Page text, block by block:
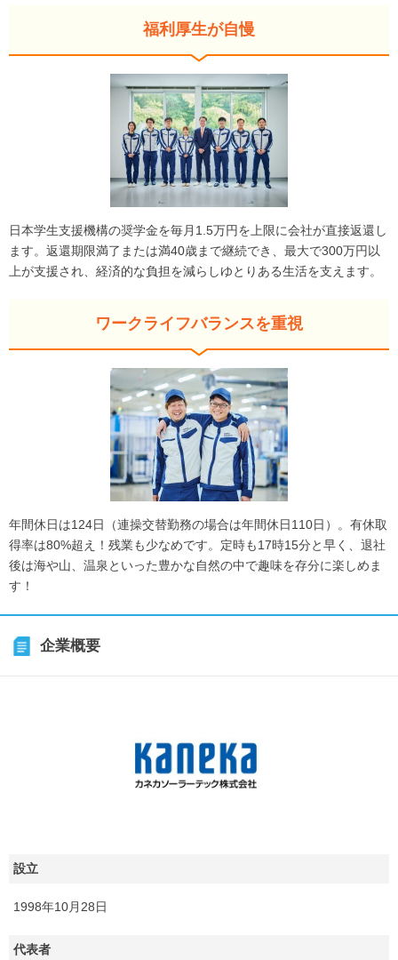
福利厚生が自慢
日本学生支援機構の奨学金を毎月1.5万円を上限に会社が直接返還し
ます。返還期限満了または満40歳まで継続でき、最大で300万円以
上が支援され、経済的な負担を減らしゆとりある生活を支えます。
ワークライフバランスを重視
年間休日は124日（連操交替勤務の場合は年間休日110日）。有休取
得率は80%超え！残業も少なめです。定時も17時15分と早く、退社
後は海や山、温泉といった豊かな自然の中で趣味を存分に楽しめま
す！
企業概要
設立
1998年10月28日
代表者